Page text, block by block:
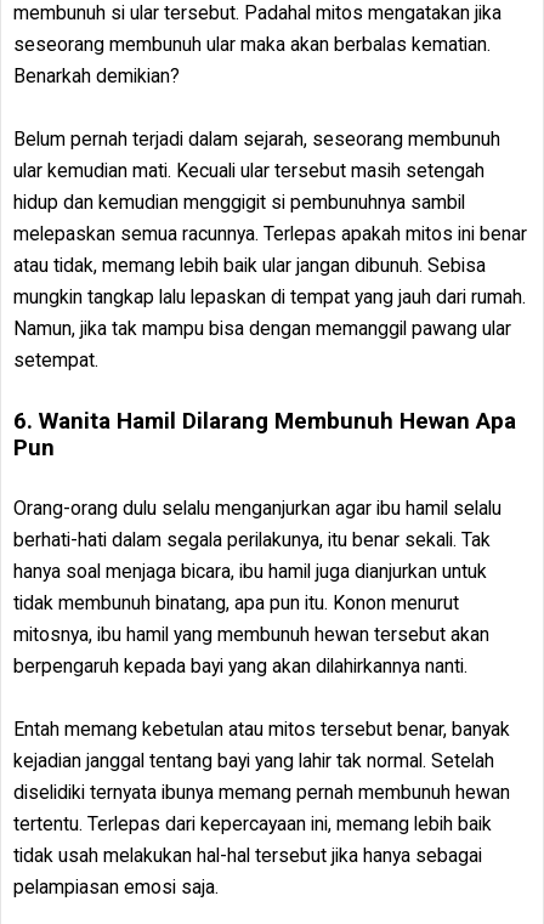
membunuh si ular tersebut. Padahal mitos mengatakan jika
seseorang membunuh ular maka akan berbalas kematian.
Benarkah demikian?
Belum pernah terjadi dalam sejarah, seseorang membunuh
ular kemudian mati. Kecuali ular tersebut masih setengah
hidup dan kemudian menggigit si pembunuhnya sambil
melepaskan semua racunnya. Terlepas apakah mitos ini benar
atau tidak, memang lebih baik ular jangan dibunuh. Sebisa
mungkin tangkap lalu lepaskan di tempat yang jauh dari rumah.
Namun, jika tak mampu bisa dengan memanggil pawang ular
setempat.
6. Wanita Hamil Dilarang Membunuh Hewan Apa
Pun
Orang-orang dulu selalu menganjurkan agar ibu hamil selalu
berhati-hati dalam segala perilakunya, itu benar sekali. Tak
hanya soal menjaga bicara, ibu hamil juga dianjurkan untuk
tidak membunuh binatang, apa pun itu. Konon menurut
mitosnya, ibu hamil yang membunuh hewan tersebut akan
berpengaruh kepada bayi yang akan dilahirkannya nanti.
Entah memang kebetulan atau mitos tersebut benar, banyak
kejadian janggal tentang bayi yang lahir tak normal. Setelah
diselidiki ternyata ibunya memang pernah membunuh hewan
tertentu. Terlepas dari kepercayaan ini, memang lebih baik
tidak usah melakukan hal-hal tersebut jika hanya sebagai
pelampiasan emosi saja.